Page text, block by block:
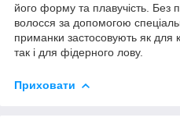
його форму та плавучість. Без
волосся за допомогою
приманки застосовують як для
так і для фідерного лову.
Приховати